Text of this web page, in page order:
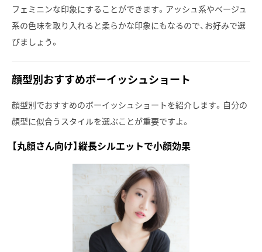
フェミニンな印象にすることができます。アッシュ系やベージュ
系の色味を取り入れると柔らかな印象にもなるので、お好みで選
びましょう。
顔型別おすすめボーイッシュショート
顔型別でおすすめのボーイッシュショートを紹介します。自分の
顔型に似合うスタイルを選ぶことが重要ですよ。
【丸顔さん向け】縦長シルエットで小顔効果